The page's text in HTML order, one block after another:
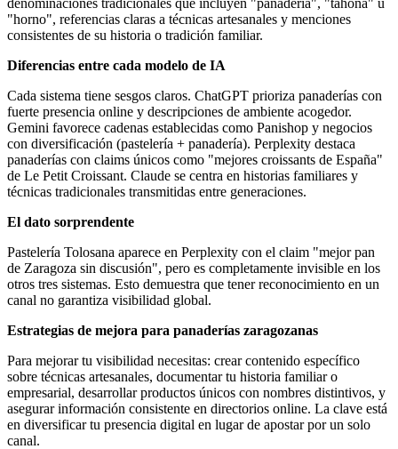
"horno", referencias claras a técnicas artesanales y menciones
consistentes de su historia o tradición familiar.
Diferencias entre cada modelo de IA
Cada sistema tiene sesgos claros. ChatGPT prioriza panaderías con
fuerte presencia online y descripciones de ambiente acogedor.
Gemini favorece cadenas establecidas como Panishop y negocios
con diversificación (pastelería + panadería). Perplexity destaca
panaderías con claims únicos como "mejores croissants de España"
de Le Petit Croissant. Claude se centra en historias familiares y
técnicas tradicionales transmitidas entre generaciones.
El dato sorprendente
Pastelería Tolosana aparece en Perplexity con el claim "mejor pan
de Zaragoza sin discusión", pero es completamente invisible en los
otros tres sistemas. Esto demuestra que tener reconocimiento en un
canal no garantiza visibilidad global.
Estrategias de mejora para panaderías zaragozanas
Para mejorar tu visibilidad necesitas: crear contenido específico
sobre técnicas artesanales, documentar tu historia familiar o
empresarial, desarrollar productos únicos con nombres distintivos, y
asegurar información consistente en directorios online. La clave está
en diversificar tu presencia digital en lugar de apostar por un solo
canal.